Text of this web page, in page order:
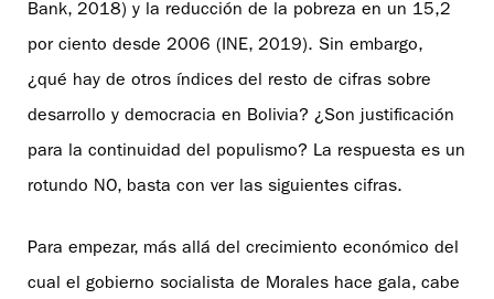
Bank, 2018) y la reducción de la pobreza en un 15,2
por ciento desde 2006 (INE, 2019). Sin embargo,
¿qué hay de otros índices del resto de cifras sobre
desarrollo y democracia en Bolivia? ¿Son justificación
para la continuidad del populismo? La respuesta es un
rotundo NO, basta con ver las siguientes cifras.
Para empezar, más allá del crecimiento económico del
cual el gobierno socialista de Morales hace gala, cabe